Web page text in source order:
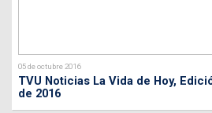
05 de octubre 2016
TVU Noticias La Vida de Hoy,
de 2016